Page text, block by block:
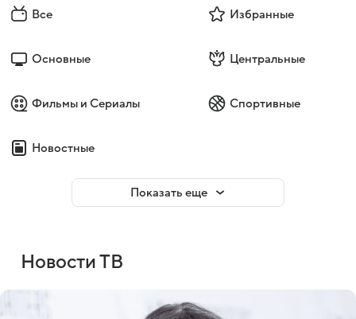
Все Избранные
Основные Центральные
Фильмы и Сериалы Спортивные
Новостные
Показать еще
Новости ТВ